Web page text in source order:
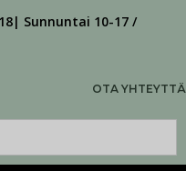
Sunnuntai 10-17 /
OTA YHTEYTTÄ